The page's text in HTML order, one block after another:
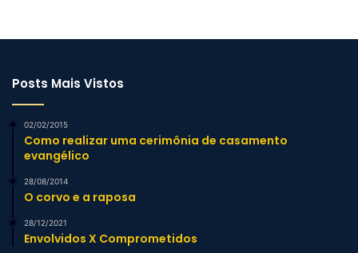
Posts Mais Vistos
02/02/2015
Como realizar uma cerimônia de casamento
evangélico
28/08/2014
O corvo e a raposa
28/12/2021
Envolvidos X Comprometidos